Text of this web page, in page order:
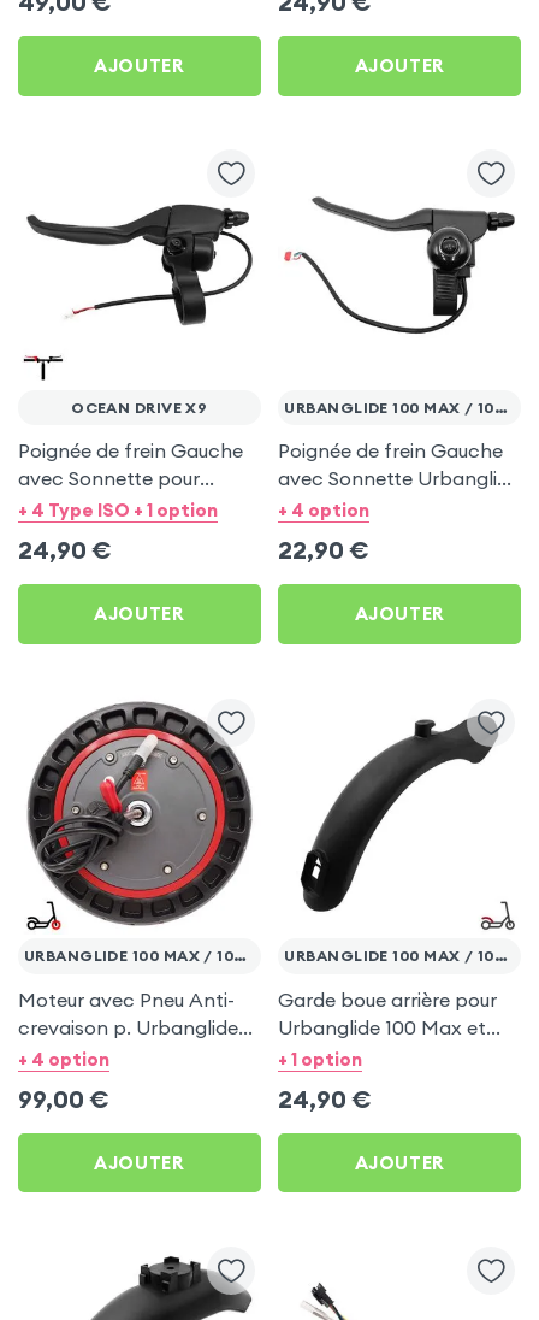
AJOUTER AJOUTER
OCEAN DRIVE X9
Poignée de frein Gauche
avec Sonnette pour
Ocean Drive X9
+ 4 Type ISO + 1 option
24,90 €
AJOUTER
URBANGLIDE 100 MAX / 100 PRO 2
Poignée de frein Gauche
avec Sonnette Urbanglide
100 Max / Urbanglide 100
+ 4 option
22,90 €
AJOUTER
URBANGLIDE 100 MAX / 100 PRO 2
Moteur avec Pneu Anti-
crevaison p. Urbanglide
100 Max et Urbanglide
+ 4 option
99,00 €
AJOUTER
URBANGLIDE 100 MAX / 100 PRO 2
Garde boue arrière pour
Urbanglide 100 Max et
Urbanglide 100 Pro 2
+ 1 option
24,90 €
AJOUTER